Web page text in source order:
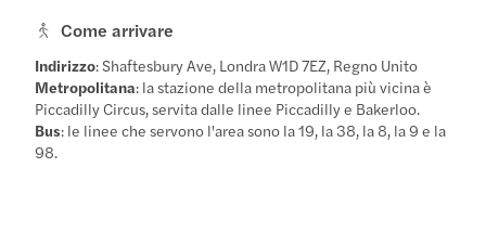
Come arrivare
Indirizzo: Shaftesbury Ave, Londra W1D 7EZ, Regno Unito
Metropolitana: la stazione della metropolitana più vicina è
Piccadilly Circus, servita dalle linee Piccadilly e Bakerloo.
Bus: le linee che servono l'area sono la 19, la 38, la 8, la 9 e la
98.